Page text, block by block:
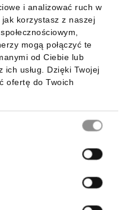
i analizować ruch w
korzystasz z naszej
mogą połączyć te
od Ciebie lub
usług. Dzięki Twojej
ofertę do Twoich
mobilną: